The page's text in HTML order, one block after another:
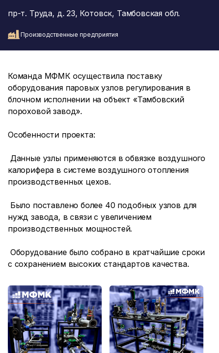
пр-т. Труда, д. 23, Котовск, Тамбовская обл.
Производственные предприятия
Команда МФМК осуществила поставку
оборудования паровых узлов регулирования в
блочном исполнении на объект «Тамбовский
пороховой завод».
Особенности проекта:
Данные узлы применяются в обвязке воздушного
калорифера в системе воздушного отопления
производственных цехов.
Было поставлено более 40 подобных узлов для
нужд завода, в связи с увеличением
производственных мощностей.
Оборудование было собрано в кратчайшие сроки
с сохранением высоких стандартов качества.